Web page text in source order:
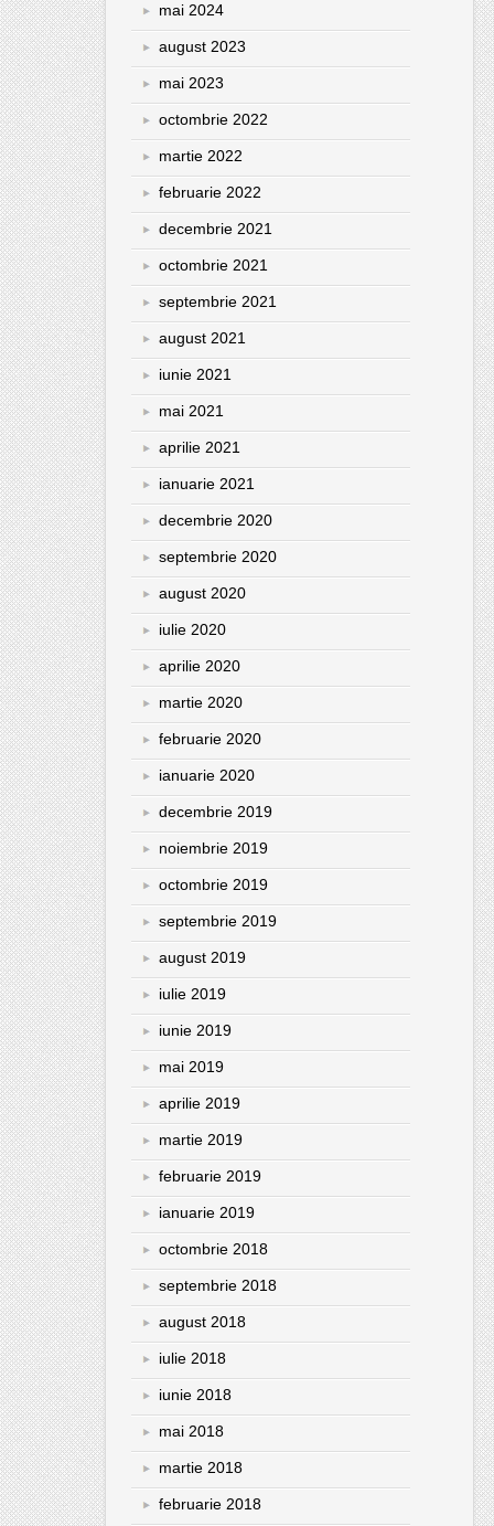
mai 2024
august 2023
mai 2023
octombrie 2022
martie 2022
februarie 2022
decembrie 2021
octombrie 2021
septembrie 2021
august 2021
iunie 2021
mai 2021
aprilie 2021
ianuarie 2021
decembrie 2020
septembrie 2020
august 2020
iulie 2020
aprilie 2020
martie 2020
februarie 2020
ianuarie 2020
decembrie 2019
noiembrie 2019
octombrie 2019
septembrie 2019
august 2019
iulie 2019
iunie 2019
mai 2019
aprilie 2019
martie 2019
februarie 2019
ianuarie 2019
octombrie 2018
septembrie 2018
august 2018
iulie 2018
iunie 2018
mai 2018
martie 2018
februarie 2018